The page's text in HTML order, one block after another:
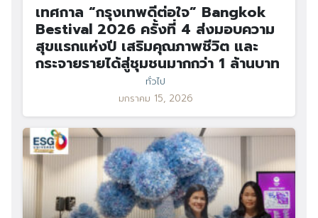
เทศกาล “กรุงเทพดีต่อใจ” Bangkok
Bestival 2026 ครั้งที่ 4 ส่งมอบความ
สุขแรกแห่งปี เสริมคุณภาพชีวิต และ
กระจายรายได้สู่ชุมชนมากกว่า 1 ล้านบาท
ทั่วไป
มกราคม 15, 2026